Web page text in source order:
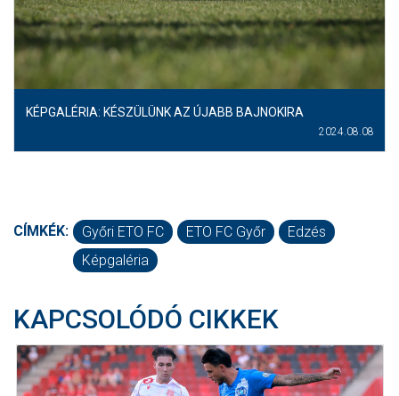
KÉPGALÉRIA: KÉSZÜLÜNK AZ ÚJABB BAJNOKIRA
2024.08.08
CÍMKÉK: Győri ETO FC ETO FC Győr
Edzés
Képgaléria
KAPCSOLÓDÓ CIKKEK